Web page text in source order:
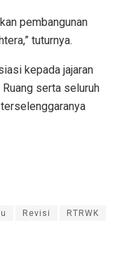
pembangunan
tuturnya.
kepada jajaran
serta seluruh
Revisi RTRWK